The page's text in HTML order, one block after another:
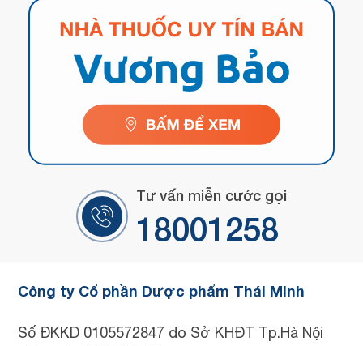
Tư vấn miễn cước gọi
18001258
Công ty Cổ phần Dược phẩm Thái Minh
Số ĐKKD 0105572847 do Sở KHĐT Tp.Hà Nội